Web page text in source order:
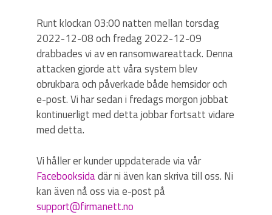
Runt klockan 03:00 natten mellan torsdag
2022-12-08 och fredag 2022-12-09
drabbades vi av en ransomwareattack. Denna
attacken gjorde att våra system blev
obrukbara och påverkade både hemsidor och
e-post. Vi har sedan i fredags morgon jobbat
kontinuerligt med detta jobbar fortsatt vidare
med detta.
Vi håller er kunder uppdaterade via vår
Facebooksidadär ni även kan skriva till oss. Ni
kan även nå oss via e-post på
support@firmanett.no